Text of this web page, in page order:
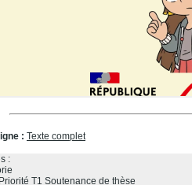
: Texte complet
:
Priorité T1 Soutenance de thèse